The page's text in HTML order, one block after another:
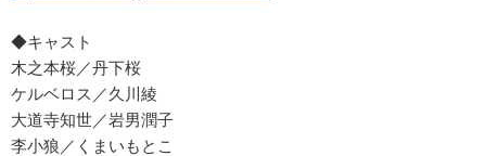
◆キャスト
木之本桜／丹下桜
ケルベロス／久川綾
大道寺知世／岩男潤子
李小狼／くまいもとこ